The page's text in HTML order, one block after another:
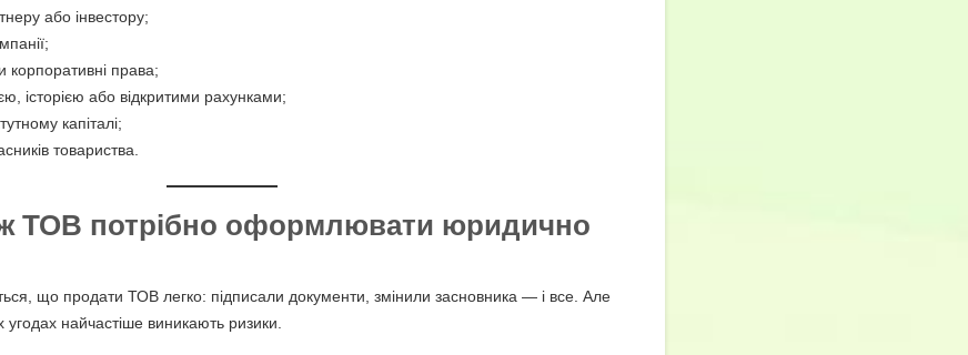
або інвестору;
права;
історією або відкритими рахунками;
капіталі;
товариства.
ТОВ потрібно оформлювати юридично
що продати ТОВ легко: підписали документи, змінили засновника — і все. Але
угодах найчастіше виникають ризики.